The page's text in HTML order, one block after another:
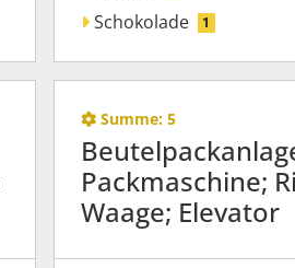
Schokolade 1
Summe: 5
Packmaschine;
Waage; Elevator